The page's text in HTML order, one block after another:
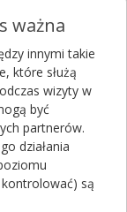
Drukuj/Zapisz
ważna
innymi takie
które służą
wizyty w
być
partnerów.
działania
są